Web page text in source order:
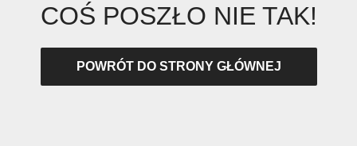
COŚ POSZŁO NIE TAK!
POWRÓT DO STRONY GŁÓWNEJ